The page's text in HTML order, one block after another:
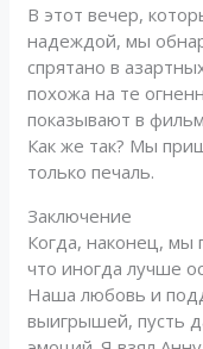
В этот вечер,
надеждой, мы
спрятано в
похожа на те
показывают в
Как же так? Мы
только печаль.
Заключение
Когда, наконец, мы
что иногда лучше
Наша любовь и
выигрышей, пусть